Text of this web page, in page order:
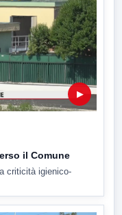
▶
il Comune
criticità igienico-